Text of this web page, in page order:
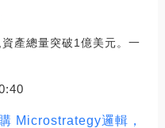
產總量突破1億美元。一
Microstrategy邏輯，